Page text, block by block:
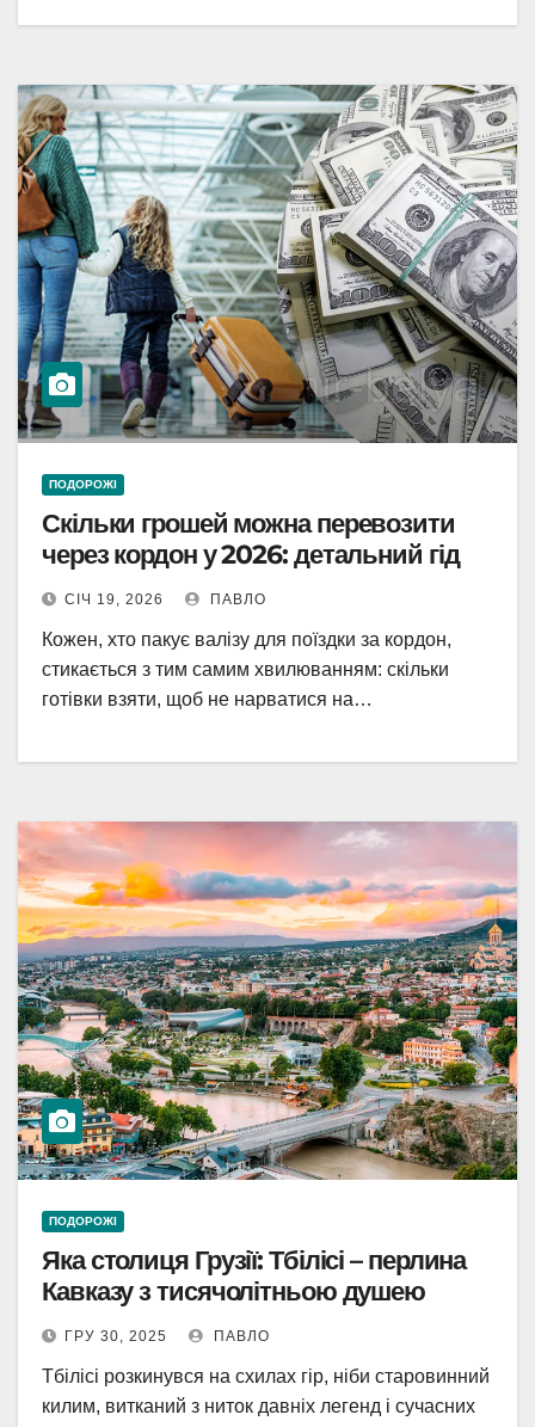
ПОДОРОЖІ
Скільки грошей можна перевозити
через кордон у 2026: детальний гід
СІЧ 19, 2026 ПАВЛО
Кожен, хто пакує валізу для поїздки за кордон,
стикається з тим самим хвилюванням: скільки
готівки взяти, щоб не нарватися на…
ПОДОРОЖІ
Яка столиця Грузії: Тбілісі – перлина
Кавказу з тисячолітньою душею
ГРУ 30, 2025 ПАВЛО
Тбілісі розкинувся на схилах гір, ніби старовинний
килим, витканий з ниток давніх легенд і сучасних